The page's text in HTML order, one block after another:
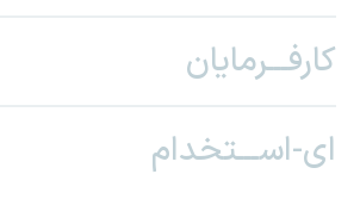
کارفـــرمایان
ای-اســـتخدام